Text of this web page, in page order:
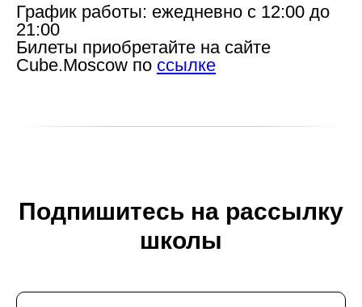
График работы: ежедневно с 12:00 до
21:00
Билеты приобретайте на сайте
Cube.Moscow по ссылке
Подпишитесь на рассылку
школы
+7 (495) 640-30-22 +7 (495) 640-30-15
Разделы
О школе
Поддержать искусство
Новости школы
Подпишитесь, чтобы первыми узнавать о новых
курсах, скидках и событиях школы.
Подписаться